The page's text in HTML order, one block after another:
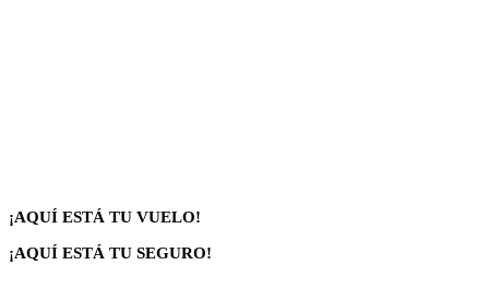
¡AQUÍ ESTÁ TU VUELO!
¡AQUÍ ESTÁ TU SEGURO!